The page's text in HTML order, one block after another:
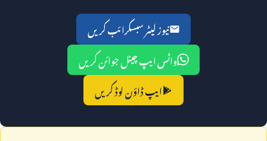
نیوز لیٹر سبسکرائب کریں
واٹس ایپ چینل جوائن کریں
ایپ ڈاؤن لوڈ کریں